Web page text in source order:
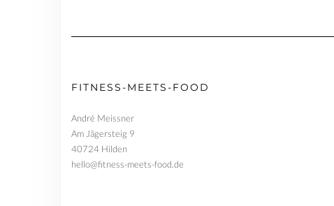
FITNESS-MEETS-FOOD
André Meissner
Am Jägersteig 9
40724 Hilden
hello@fitness-meets-food.de